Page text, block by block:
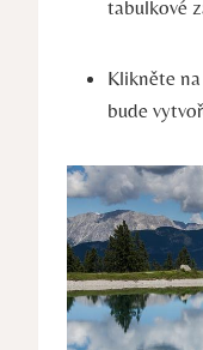
tabulkové
Klikněte
bude